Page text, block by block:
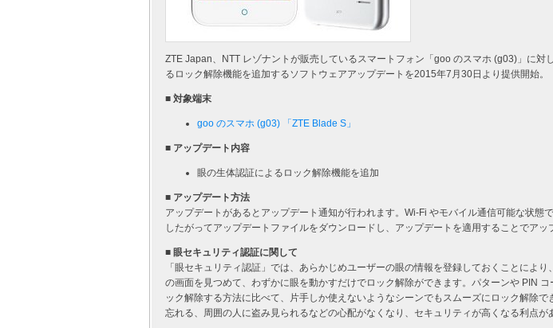
ZTE Japan、NTT レゾナントが販売しているスマートフォン「goo のスマホ (g03)」に対
るロック解除機能を追加するソフトウェアアップデートを2015年7月30日より提供開始。
■ 対象端末
goo のスマホ (g03) 「ZTE Blade S」
■ アップデート内容
眼の生体認証によるロック解除機能を追加
■ アップデート方法
アップデートがあるとアップデート通知が行われます。Wi-Fi やモバイル通信可能な状態
したがってアップデートファイルをダウンロードし、アップデートを適用することでアッ
■ 眼セキュリティ認証に関して
「眼セキュリティ認証」では、あらかじめユーザーの眼の情報を登録しておくことによ
の画面を見つめて、わずかに眼を動かすだけでロック解除ができます。パターンや PIN コ
ック解除する方法に比べて、片手しか使えないようなシーンでもスムーズにロック解除で
忘れる、周囲の人に盗み見られるなどの心配がなくなり、セキュリティが高くなる利点が